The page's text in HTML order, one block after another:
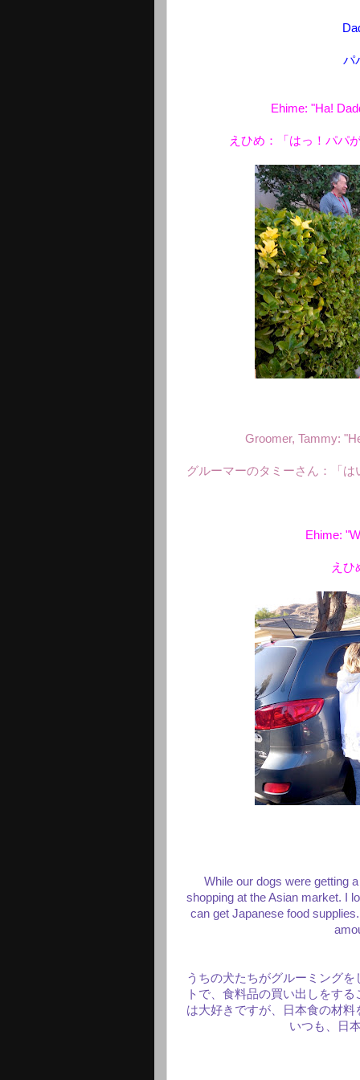
パ
Ehime: "Ha!
えひめ：「はっ！パパ
Groomer, Tammy:
グルーマーのタミーさん：「
Ehime:
え
While our dogs were getting
shopping at the Asian market. I
can get Japanese food
うちの犬たちがグルーミング
トで、食料品の買い出しをす
は大好きですが、日本食の材
いつも、日